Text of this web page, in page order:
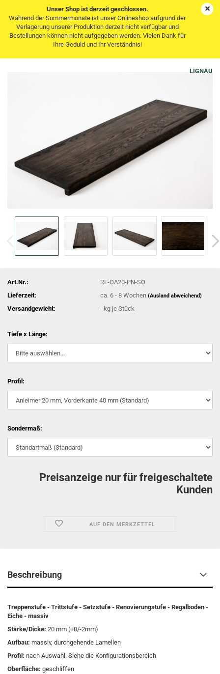
Unser Shop ist derzeit geschlossen.
Während der Sommermonate ist unser Onlineshop aufgrund der
Verlagerung unserer Produktion derzeit nicht verfügbar und
Bestellungen können nicht aufgegeben werden. Vielen Dank für
Ihre Geduld und Ihr Verständnis!
Eiche Select Natur DL 20mm schwarz geölt
LIGNAU
Art.Nr.:
RE-OA20-PN-SO
Lieferzeit:
ca. 6 - 8 Wochen(Ausland abweichend)
Versandgewicht: - kg je Stück
Tiefe x Länge:
Profil:
Sondermaß:
Preisanzeige nur für freigeschaltete
Kunden
AUF DEN MERKZETTEL
Beschreibung
Treppenstufe - Trittstufe - Setzstufe - Renovierungstufe - Regalboden -
Eiche - massiv
Stärke/Dicke: 20 mm (+0/-2mm)
Aufbau: massiv, durchgehende Lamellen
Profil: nach Auswahl. Siehe die Konfigurationsbereich
Oberfläche: geschliffen